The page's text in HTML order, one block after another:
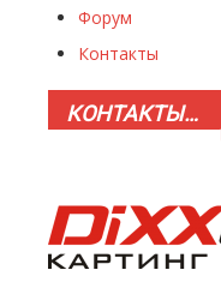
Форум
Контакты
КОНТАКТЫ…